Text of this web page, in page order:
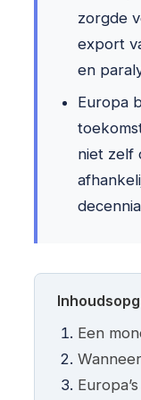
zorgde
export
en
Europa
niet zelf
Een